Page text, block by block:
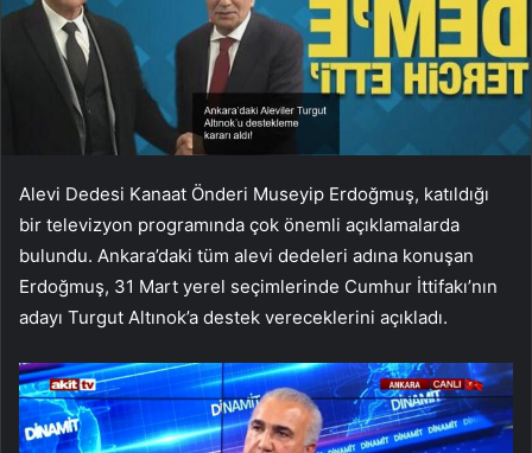
Alevi Dedesi Kanaat Önderi Museyip Erdoğmuş, katıldığı
bir televizyon programında çok önemli açıklamalarda
bulundu. Ankara’daki tüm alevi dedeleri adına konuşan
Erdoğmuş, 31 Mart yerel seçimlerinde Cumhur İttifakı’nın
adayı Turgut Altınok’a destek vereceklerini açıkladı.